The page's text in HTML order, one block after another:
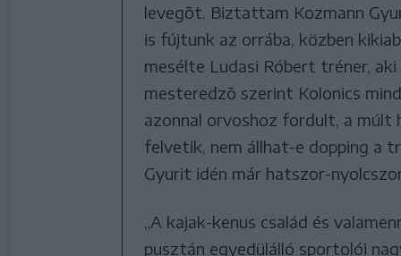
levegõt. Biztattam Kozmann
is fújtunk az orrába, közben
mesélte Ludasi Róbert tréner,
mesteredzõ szerint Kolonics
azonnal orvoshoz fordult, a múlt
felvetik, nem állhat-e dopping a
Gyurit idén már hatszor-
„A kajak-kenus család és
pusztán egyedülálló sportolói